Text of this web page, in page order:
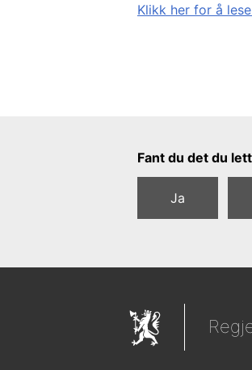
Klikk her for å
Fant du det du
Ja